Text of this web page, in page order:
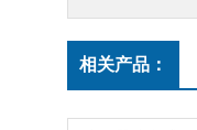
相关产品：